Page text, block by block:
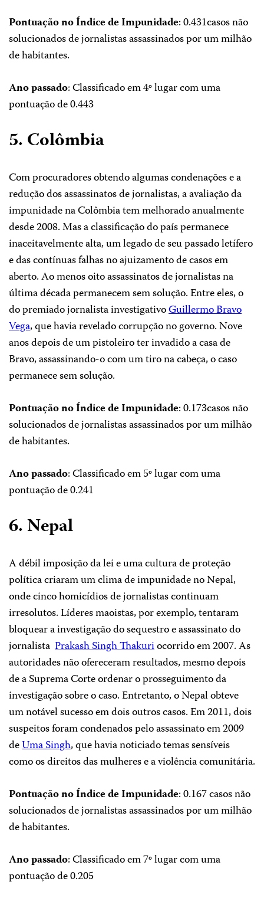
Pontuação no Índice de Impunidade: 0.431casos não
solucionados de jornalistas assassinados por um milhão
de habitantes.
Ano passado: Classificado em 4º lugar com uma
pontuação de 0.443
5. Colômbia
Com procuradores obtendo algumas condenações e a
redução dos assassinatos de jornalistas, a avaliação da
impunidade na Colômbia tem melhorado anualmente
desde 2008. Mas a classificação do país permanece
inaceitavelmente alta, um legado de seu passado letífero
e das contínuas falhas no ajuizamento de casos em
aberto. Ao menos oito assassinatos de jornalistas na
última década permanecem sem solução. Entre eles, o
do premiado jornalista investigativoGuillermo Bravo
Vega, que havia revelado corrupção no governo. Nove
anos depois de um pistoleiro ter invadido a casa de
Bravo, assassinando-o com um tiro na cabeça, o caso
permanece sem solução.
Pontuação no Índice de Impunidade: 0.173casos não
solucionados de jornalistas assassinados por um milhão
de habitantes.
Ano passado: Classificado em 5º lugar com uma
pontuação de 0.241
6. Nepal
A débil imposição da lei e uma cultura de proteção
política criaram um clima de impunidade no Nepal,
onde cinco homicídios de jornalistas continuam
irresolutos. Líderes maoistas, por exemplo, tentaram
bloquear a investigação do sequestro e assassinato do
jornalista Prakash Singh Thakuriocorrido em 2007. As
autoridades não ofereceram resultados, mesmo depois
de a Suprema Corte ordenar o prosseguimento da
investigação sobre o caso. Entretanto, o Nepal obteve
um notável sucesso em dois outros casos. Em 2011, dois
suspeitos foram condenados pelo assassinato em 2009
deUma Singh, que havia noticiado temas sensíveis
como os direitos das mulheres e a violência comunitária.
Pontuação no Índice de Impunidade: 0.167 casos não
solucionados de jornalistas assassinados por um milhão
de habitantes.
Ano passado: Classificado em 7º lugar com uma
pontuação de 0.205